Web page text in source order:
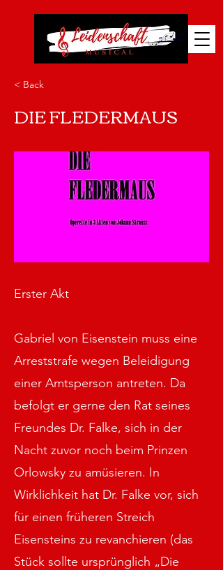
< Back
DIE FLEDERMAUS
Erster Akt
Gabriel von Eisenstein muss eine
Arreststrafe wegen Beleidigung
einer Amtsperson antreten. Da
befolgt er gerne den Rat seines
Freundes Dr. Falke, sich in der
Nacht zuvor noch beim Prinzen
Orlowsky zu amüsieren. In
Wirklichkeit hat Dr. Falke vor, sich
für einen früheren Streich
Eisensteins zu revanchieren (das
Stück sollte ursprünglich „Die